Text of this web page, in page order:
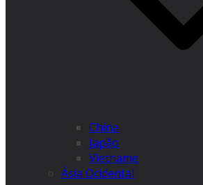
China
Japão
Vietname
Ásia Ocidental